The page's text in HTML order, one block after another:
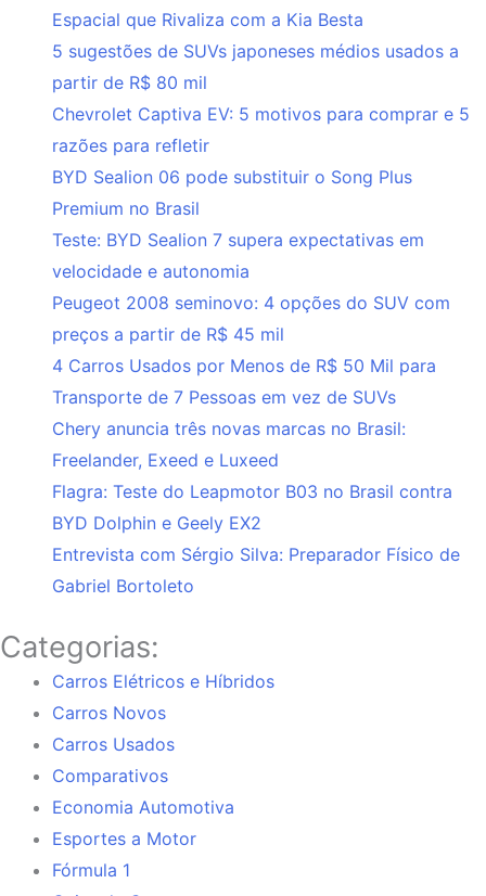
Espacial que Rivaliza com a Kia Besta
5 sugestões de SUVs japoneses médios usados a
partir de R$ 80 mil
Chevrolet Captiva EV: 5 motivos para comprar e 5
razões para refletir
BYD Sealion 06 pode substituir o Song Plus
Premium no Brasil
Teste: BYD Sealion 7 supera expectativas em
velocidade e autonomia
Peugeot 2008 seminovo: 4 opções do SUV com
preços a partir de R$ 45 mil
4 Carros Usados por Menos de R$ 50 Mil para
Transporte de 7 Pessoas em vez de SUVs
Chery anuncia três novas marcas no Brasil:
Freelander, Exeed e Luxeed
Flagra: Teste do Leapmotor B03 no Brasil contra
BYD Dolphin e Geely EX2
Entrevista com Sérgio Silva: Preparador Físico de
Gabriel Bortoleto
Categorias:
Carros Elétricos e Híbridos
Carros Novos
Carros Usados
Comparativos
Economia Automotiva
Esportes a Motor
Fórmula 1